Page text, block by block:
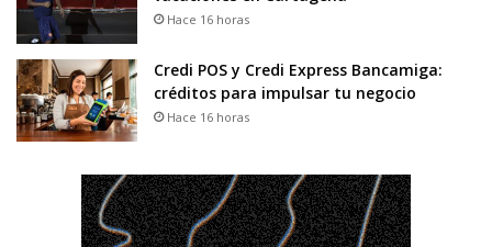
Hace 16 horas
Credi POS y Credi Express Bancamiga:
créditos para impulsar tu negocio
Hace 16 horas